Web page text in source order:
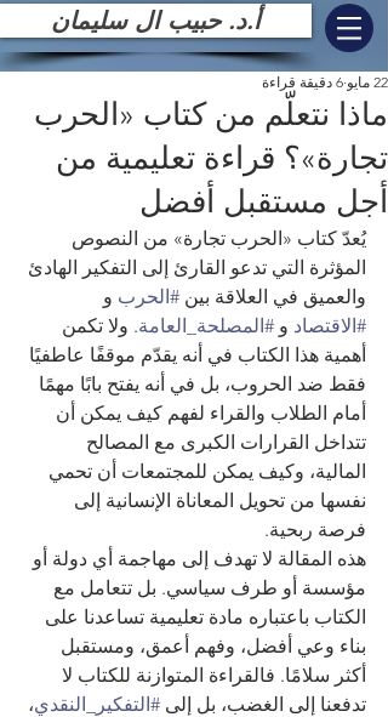
أ.د. حبيب ال سليمان
ماذا نتعلّم من كتاب «الحرب
تجارة»؟ قراءة تعليمية من
أجل مستقبل أفضل
22 مايو 6 دقيقة قراءة
يُعدّ كتاب «الحرب تجارة» من النصوص
المؤثرة التي تدعو القارئ إلى التفكير الهادئ
والعميق في العلاقة بين #الحرب و
#الاقتصاد و #المصلحة_العامة. ولا تكمن
أهمية هذا الكتاب في أنه يقدّم موقفًا عاطفيًا
فقط ضد الحروب، بل في أنه يفتح بابًا مهمًا
أمام الطلاب والقراء لفهم كيف يمكن أن
تتداخل القرارات الكبرى مع المصالح
المالية، وكيف يمكن للمجتمعات أن تحمي
نفسها من تحويل المعاناة الإنسانية إلى
فرصة ربحية.
هذه المقالة لا تهدف إلى مهاجمة أي دولة أو
مؤسسة أو طرف سياسي. بل تتعامل مع
الكتاب باعتباره مادة تعليمية تساعدنا على
بناء وعي أفضل، وفهم أعمق، ومستقبل
أكثر سلامًا. فالقراءة المتوازنة للكتاب لا
تدفعنا إلى الغضب، بل إلى #التفكير_النقدي،